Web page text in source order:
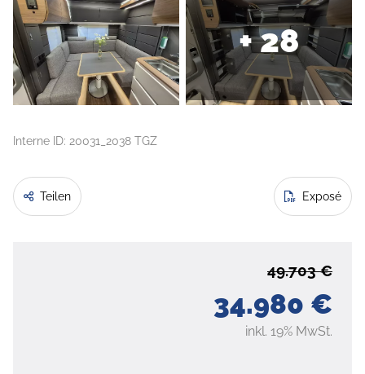
+ 28
Interne ID: 20031_2038 TGZ
Teilen Exposé
34.980 €
49.703 €
inkl. 19% MwSt.